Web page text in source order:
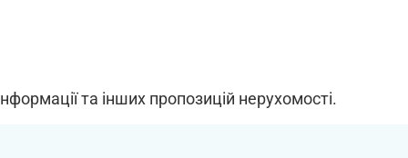
та інших пропозицій нерухомості.